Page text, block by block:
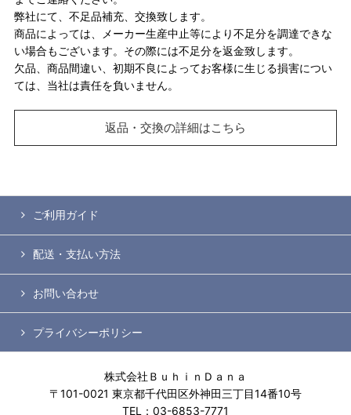
弊社にて、不足品補充、交換致します。
商品によっては、メーカー生産中止等により不足分を調達できな
い場合もございます。その際には不足分を返金致します。
欠品、商品間違い、初期不良によってお客様に生じる損害につい
ては、当社は責任を負いません。
返品・交換の詳細はこちら
ご利用ガイド
配送・支払い方法
お問い合わせ
プライバシーポリシー
株式会社ＢｕｈｉｎＤａｎａ
〒101-0021 東京都千代田区外神田三丁目14番10号
TEL：03-6853-7771